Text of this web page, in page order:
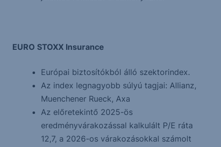
EURO STOXX Insurance
Európai biztosítókból álló szektorindex.
Az index legnagyobb súlyú tagjai: Allianz,
Muenchener Rueck, Axa
Az előretekintő 2025-ös
eredményvárakozással kalkulált P/E ráta
12,7, a 2026-os várakozásokkal számolt